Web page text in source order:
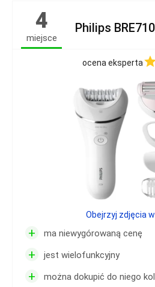
4
miejsce
Philips
ocena eksperta
+ ma niewygórowaną cenę
+ jest wielofunkcyjny
+
można dokupić do niego
Obejrzyj zdjęcia